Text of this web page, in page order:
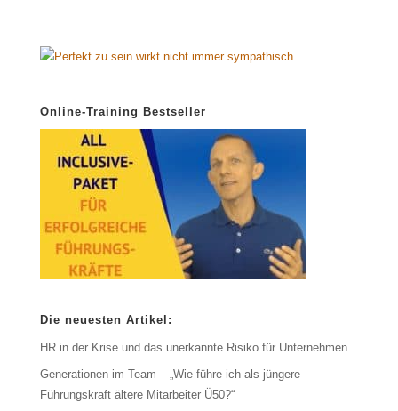
Online-Training Bestseller
Die neuesten Artikel:
HR in der Krise und das unerkannte Risiko für Unternehmen
Generationen im Team – „Wie führe ich als jüngere
Führungskraft ältere Mitarbeiter Ü50?“